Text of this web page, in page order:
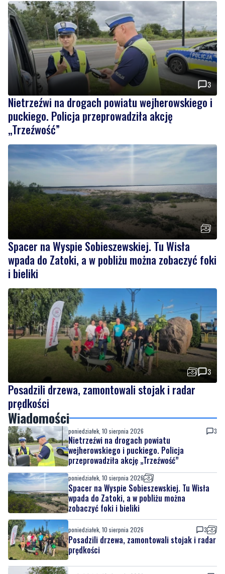
3
Nietrzeźwi na drogach powiatu wejherowskiego i
puckiego. Policja przeprowadziła akcję
„Trzeźwość”
Spacer na Wyspie Sobieszewskiej. Tu Wisła
wpada do Zatoki, a w pobliżu można zobaczyć foki
i bieliki
3
Posadzili drzewa, zamontowali stojak i radar
prędkości
Wiadomości
poniedziałek, 10 sierpnia 2026 3
Nietrzeźwi na drogach powiatu
wejherowskiego i puckiego. Policja
przeprowadziła akcję „Trzeźwość”
poniedziałek, 10 sierpnia 2026
Spacer na Wyspie Sobieszewskiej. Tu Wisła
wpada do Zatoki, a w pobliżu można
zobaczyć foki i bieliki
poniedziałek, 10 sierpnia 2026 3
Posadzili drzewa, zamontowali stojak i radar
prędkości